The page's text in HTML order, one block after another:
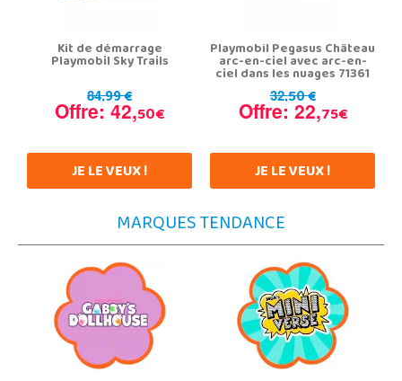
Kit de démarrage
Playmobil Sky Trails
84,99 €
Offre: 42,50€
JE LE VEUX !
Playmobil Pegasus Château
arc-en-ciel avec arc-en-
ciel dans les nuages 71361
32,50 €
Offre: 22,75€
JE LE VEUX !
MARQUES TENDANCE